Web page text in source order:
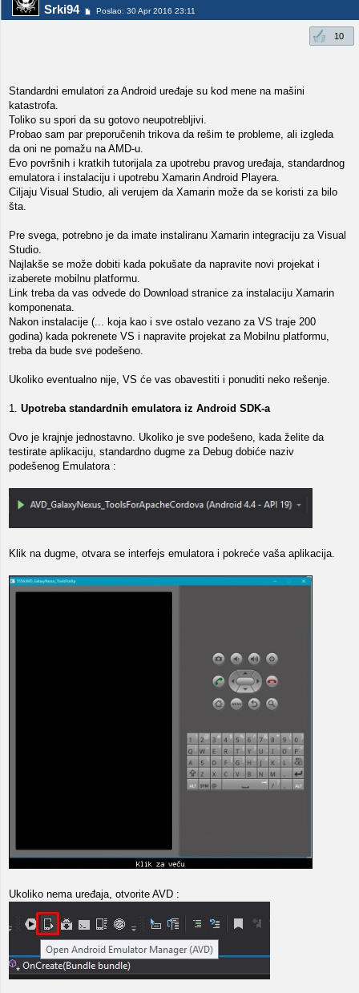
Srki94 Poslao: 30 Apr 2016 23:11
10
Standardni emulatori za Android uređaje su kod mene na mašini
katastrofa.
Toliko su spori da su gotovo neupotrebljivi.
Probao sam par preporučenih trikova da rešim te probleme, ali izgleda
da oni ne pomažu na AMD-u.
Evo površnih i kratkih tutorijala za upotrebu pravog uređaja, standardnog
emulatora i instalaciju i upotrebu Xamarin Android Playera.
Ciljaju Visual Studio, ali verujem da Xamarin može da se koristi za bilo
šta.
Pre svega, potrebno je da imate instaliranu Xamarin integraciju za Visual
Studio.
Najlakše se može dobiti kada pokušate da napravite novi projekat i
izaberete mobilnu platformu.
Link treba da vas odvede do Download stranice za instalaciju Xamarin
komponenata.
Nakon instalacije (... koja kao i sve ostalo vezano za VS traje 200
godina) kada pokrenete VS i napravite projekat za Mobilnu platformu,
treba da bude sve podešeno.
Ukoliko eventualno nije, VS će vas obavestiti i ponuditi neko rešenje.
1. Upotreba standardnih emulatora iz Android SDK-a
Ovo je krajnje jednostavno. Ukoliko je sve podešeno, kada želite da
testirate aplikaciju, standardno dugme za Debug dobiće naziv
podešenog Emulatora :
Klik na dugme, otvara se interfejs emulatora i pokreće vaša aplikacija.
Ukoliko nema uređaja, otvorite AVD :